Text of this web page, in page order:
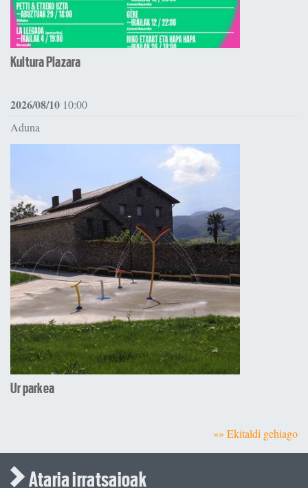
Kultura Plazara
2026/08/10 10:00
Aduna
Ur parkea
»» Ekitaldi gehiago
Ataria irratsaioak